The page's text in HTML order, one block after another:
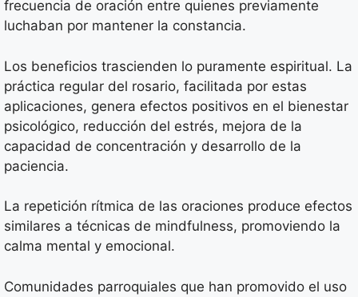
frecuencia de oración entre quienes previamente
luchaban por mantener la constancia.
Los beneficios trascienden lo puramente espiritual. La
práctica regular del rosario, facilitada por estas
aplicaciones, genera efectos positivos en el bienestar
psicológico, reducción del estrés, mejora de la
capacidad de concentración y desarrollo de la
paciencia.
La repetición rítmica de las oraciones produce efectos
similares a técnicas de mindfulness, promoviendo la
calma mental y emocional.
Comunidades parroquiales que han promovido el uso